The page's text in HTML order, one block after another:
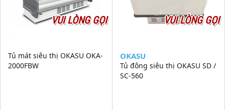
VUI LÒNG GỌI
Tủ mát siêu thị OKASU OKA-
2000FBW
VUI LÒNG GỌI
OKASU
Tủ đông siêu thị OKASU SD /
SC-560